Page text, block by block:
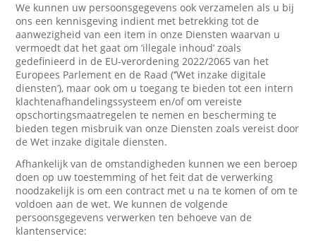
We kunnen uw persoonsgegevens ook verzamelen als u bij
ons een kennisgeving indient met betrekking tot de
aanwezigheid van een item in onze Diensten waarvan u
vermoedt dat het gaat om ‘illegale inhoud’ zoals
gedefinieerd in de EU-verordening 2022/2065 van het
Europees Parlement en de Raad (‘’Wet inzake digitale
diensten’), maar ook om u toegang te bieden tot een intern
klachtenafhandelingssysteem en/of om vereiste
opschortingsmaatregelen te nemen en bescherming te
bieden tegen misbruik van onze Diensten zoals vereist door
de Wet inzake digitale diensten.
Afhankelijk van de omstandigheden kunnen we een beroep
doen op uw toestemming of het feit dat de verwerking
noodzakelijk is om een contract met u na te komen of om te
voldoen aan de wet. We kunnen de volgende
persoonsgegevens verwerken ten behoeve van de
klantenservice: